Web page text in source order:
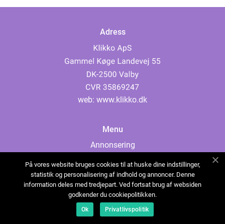
Adress
web: www.klikko.dk
Menu
Annonsering
Cookies
Kontakta oss
Sitemap
På vores website bruges cookies til at huske dine indstillinger,
statistik og personalisering af indhold og annoncer. Denne
information deles med tredjepart. Ved fortsat brug af websiden
godkender du cookiepolitikken.
Ok Privatlivspolitik